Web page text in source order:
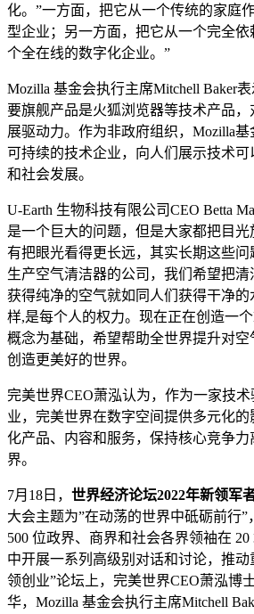
化。”一方面，把它从一个传统的家庭
型企业；另一方面，把它从一个完全
个全在线的数字化企业。”
Mozilla 基金会执行主席Mitchell Baker
要旗舰产品是火狐浏览器等技术产品
展驱动力。作为非政府组织，Mozilla
可持续的技术企业，向人们展示技术
和社会发展。
U-Earth 生物科技有限公司CEO Betta
是一个巨大的问题，但是大家都把目
有把眼光看得更长远，其实长期这些
生产空气清洁器的公司，我们希望把清
获得纯净的空气就如同人们获得干净
样,是每个人的权力。现在正在创造一
概念为基础，希望帮助全世界提升对空
创造更美好的世界。
完美世界CEO萧泓认为，作为一家技
业，完美世界在数字空间提供多元化
化产品、内容和服务，保持核心竞争
界。
7月18日， 世界经济论坛2022年新领军
大会主题为”在动荡的世界中砥砺前行
500 位政界、商界和社会各界领袖在
中开展一系列高级别对话和讨论，推动
领创业”论坛上，完美世界CEO萧泓博
华，Mozilla 基金会执行主席Mitchell